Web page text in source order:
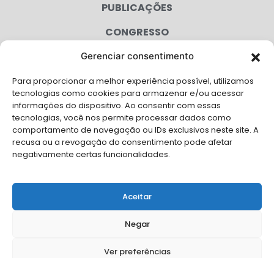
Gerenciar consentimento
Para proporcionar a melhor experiência possível, utilizamos
tecnologias como cookies para armazenar e/ou acessar
informações do dispositivo. Ao consentir com essas
tecnologias, você nos permite processar dados como
comportamento de navegação ou IDs exclusivos neste site. A
recusa ou a revogação do consentimento pode afetar
negativamente certas funcionalidades.
Aceitar
Negar
Ver preferências
PUBLICAÇÕES
CONGRESSO
AGENDA
CAMPANHAS
SERVIÇOS
FILIADAS
LGPD
FALE CONOSCO
Solicite Apoio Institucional da AMB para o seu evento